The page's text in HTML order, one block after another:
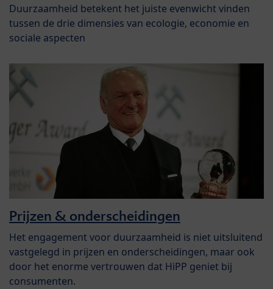
Duurzaamheid betekent het juiste evenwicht vinden
tussen de drie dimensies van ecologie, economie en
sociale aspecten
Prijzen & onderscheidingen
Het engagement voor duurzaamheid is niet uitsluitend
vastgelegd in prijzen en onderscheidingen, maar ook
door het enorme vertrouwen dat HiPP geniet bij
consumenten.